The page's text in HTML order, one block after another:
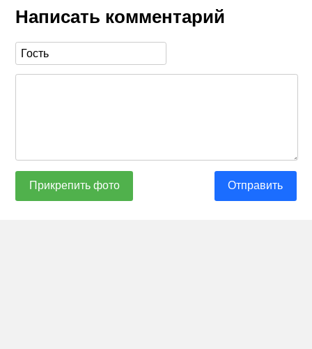
Написать комментарий
Прикрепить фото Отправить